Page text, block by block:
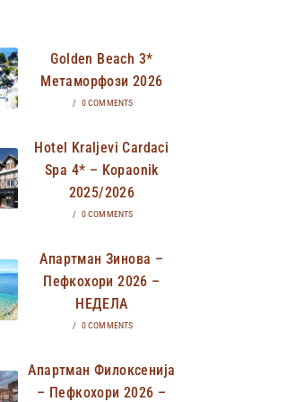
Golden Beach 3*
Метаморфози 2026
/ 0 COMMENTS
Hotel Kraljevi Cardaci
Spa 4* – Kopaonik
2025/2026
/ 0 COMMENTS
Апартман Зинова –
Пефкохори 2026 –
НЕДЕЛА
/ 0 COMMENTS
Апартман Филоксенија
– Пефкохори 2026 –